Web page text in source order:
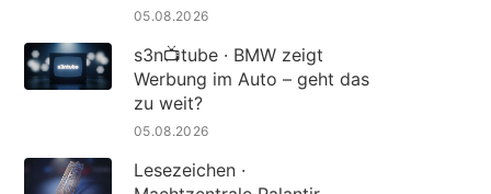
05.08.2026
s3n📺tube · BMW zeigt
Werbung im Auto – geht das
zu weit?
05.08.2026
Lesezeichen ·